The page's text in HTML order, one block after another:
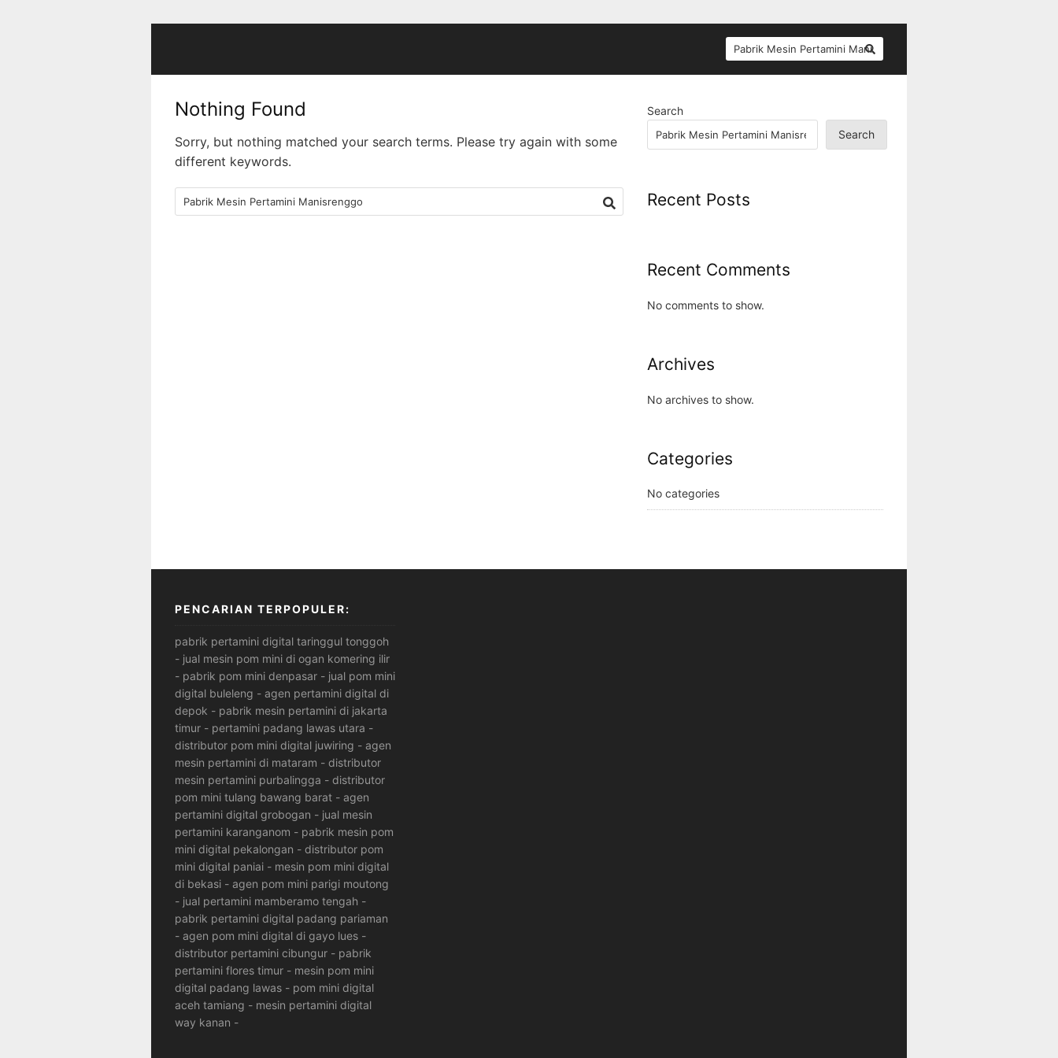
SEARCH
FOR:
Nothing Found
Sorry, but nothing matched your search terms. Please try again with some
different keywords.
Search
for:
Search
Search
Recent Posts
Recent Comments
No comments to show.
Archives
No archives to show.
Categories
No categories
PENCARIAN TERPOPULER:
pabrik pertamini digital taringgul tonggoh
- jual mesin pom mini di ogan komering ilir
- pabrik pom mini denpasar - jual pom mini
digital buleleng - agen pertamini digital di
depok - pabrik mesin pertamini di jakarta
timur - pertamini padang lawas utara -
distributor pom mini digital juwiring - agen
mesin pertamini di mataram - distributor
mesin pertamini purbalingga - distributor
pom mini tulang bawang barat - agen
pertamini digital grobogan - jual mesin
pertamini karanganom - pabrik mesin pom
mini digital pekalongan - distributor pom
mini digital paniai - mesin pom mini digital
di bekasi - agen pom mini parigi moutong
- jual pertamini mamberamo tengah -
pabrik pertamini digital padang pariaman
- agen pom mini digital di gayo lues -
distributor pertamini cibungur - pabrik
pertamini flores timur - mesin pom mini
digital padang lawas - pom mini digital
aceh tamiang - mesin pertamini digital
way kanan -